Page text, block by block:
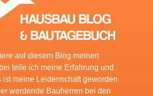
auf diesem Blog meinen
teile ich meine Erfahrung und
ist meine Leidenschaft geworden
werdende Bauherren bei den